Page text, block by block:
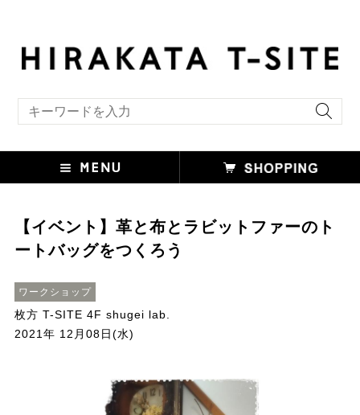
【イベント】革と布とラビットファーのト
ートバッグをつくろう
ワークショップ
枚方 T-SITE 4F shugei lab.
2021年 12月08日(水)